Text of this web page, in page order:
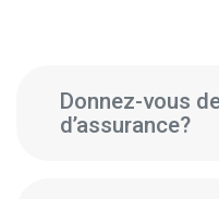
Donnez-vous
d’assurance?